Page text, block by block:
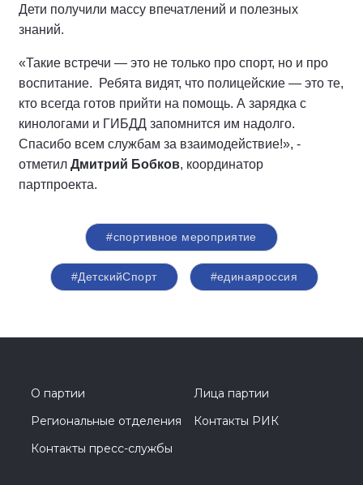
Дети получили массу впечатлений и полезных
знаний.
«Такие встречи — это не только про спорт, но и про
воспитание. Ребята видят, что полицейские — это те,
кто всегда готов прийти на помощь. А зарядка с
кинологами и ГИБДД запомнится им надолго.
Спасибо всем службам за взаимодействие!», -
отметил Дмитрий Бобков, координатор
партпроекта.
#спортивное мероприятие
#ДетскийСпорт #единаяроссия
О партии
Лица партии
Региональные отделения
Контакты РИК
Контакты пресс-службы